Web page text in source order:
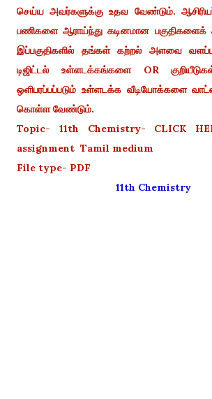
செய்ய அவர்களுக்கு உதவ வேண்டும்.
பணிகளை ஆராய்ந்து கடினமான
இப்பகுதிகளில் தங்கள் கற்றல் அளவை
டிஜிட்டல் உள்ளடக்கங்களை OR
ஒளிபரப்பப்படும் உள்ளடக்க வீடியோக்களை
கொள்ள வேண்டும்.
Topic- 11th Chemistry- CLICK
assignment Tamil medium
File type- PDF
11th Chemistry